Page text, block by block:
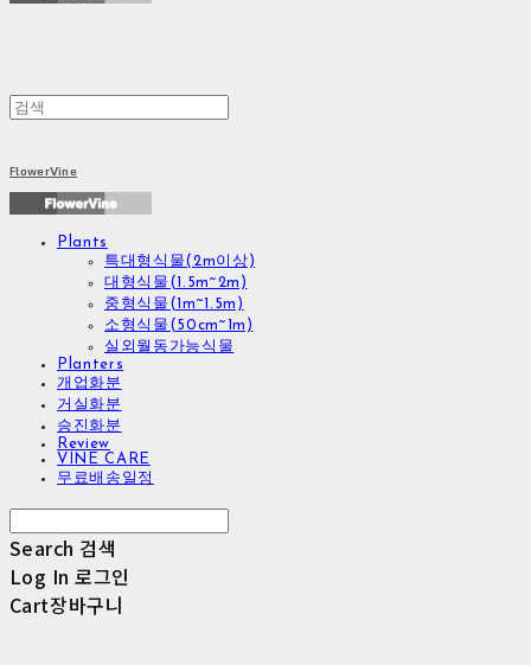
FlowerVine
Plants
특대형식물(2m이상)
대형식물(1.5m~2m)
중형식물(1m~1.5m)
소형식물(50cm~1m)
실외월동가능식물
Planters
개업화분
거실화분
승진화분
Review
VINE CARE
무료배송일정
Search 검색
Log In 로그인
Cart장바구니